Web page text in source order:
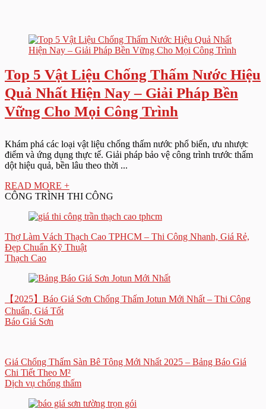
Top 5 Vật Liệu Chống Thấm Nước Hiệu
Quả Nhất Hiện Nay – Giải Pháp Bền
Vững Cho Mọi Công Trình
Khám phá các loại vật liệu chống thấm nước phổ biến, ưu nhược
điểm và ứng dụng thực tế. Giải pháp bảo vệ công trình trước thấm
dột hiệu quả, bền lâu theo thời ...
READ MORE +
CÔNG TRÌNH THI CÔNG
Thợ Làm Vách Thạch Cao TPHCM – Thi Công Nhanh, Giá Rẻ,
Đẹp Chuẩn Kỹ Thuật
Thạch Cao
【2025】Báo Giá Sơn Chống Thấm Jotun Mới Nhất – Thi Công
Chuẩn, Giá Tốt
Báo Giá Sơn
Giá Chống Thấm Sàn Bê Tông Mới Nhất 2025 – Bảng Báo Giá
Chi Tiết Theo M²
Dịch vụ chống thấm